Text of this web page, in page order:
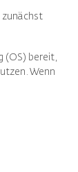
zunächst
(OS) bereit,
Wenn